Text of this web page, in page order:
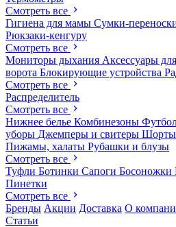
Смотреть все
Гигиена для мамы Сумки-
Рюкзаки-кенгуру
Смотреть все
Мониторы дыхания Аксессуары
ворота Блокирующие устройства
Смотреть все
Распределитель
Смотреть все
Нижнее белье Комбинезоны
уборы Джемперы и свитеры Шорты
Пижамы, халаты Рубашки и блузы
Смотреть все
Туфли Ботинки Сапоги Босоножки
Пинетки
Смотреть все
Бренды Акции Доставка О
Статьи